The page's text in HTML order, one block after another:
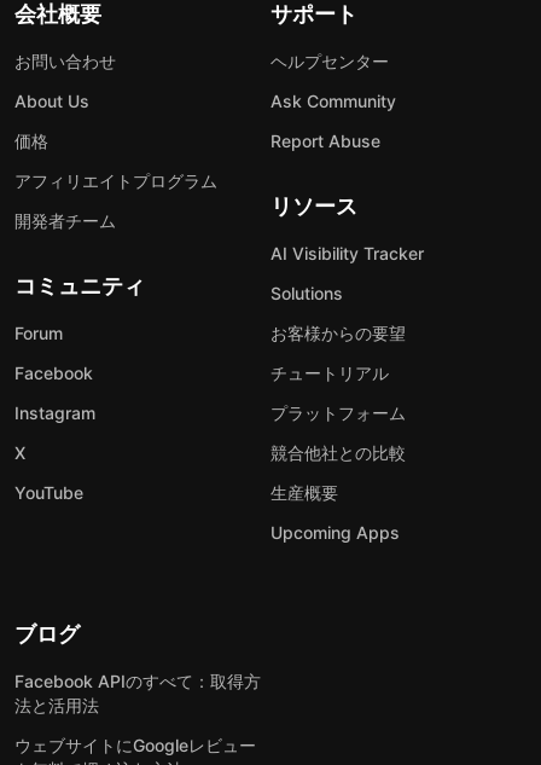
会社概要
お問い合わせ
About Us
価格
アフィリエイトプログラム
開発者チーム
コミュニティ
Forum
Facebook
Instagram
X
YouTube
サポート
ヘルプセンター
Ask Community
Report Abuse
リソース
AI Visibility Tracker
Solutions
お客様からの要望
チュートリアル
プラットフォーム
競合他社との比較
生産概要
Upcoming Apps
ブログ
Facebook APIのすべて：取得方
法と活用法
ウェブサイトにGoogleレビュー